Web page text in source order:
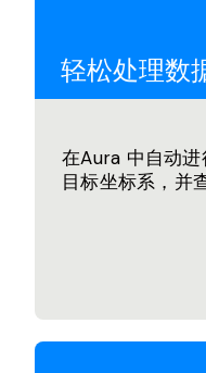
轻松处理数
在Aura 中自动
目标坐标系，并